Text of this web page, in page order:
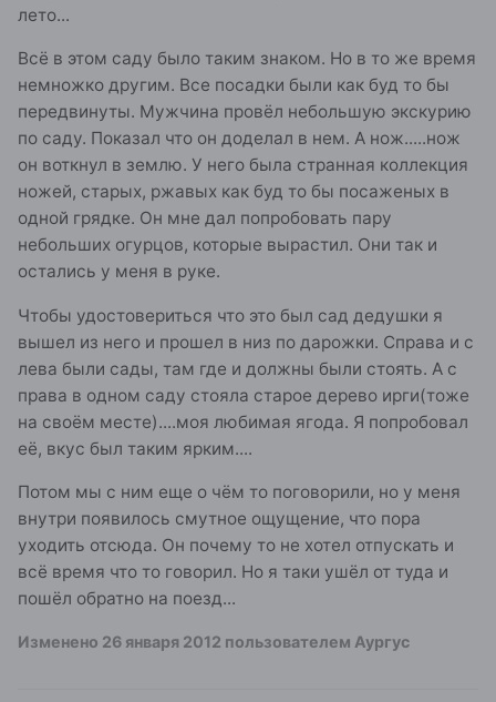
лето...
Всё в этом саду было таким знаком. Но в то же время
немножко другим. Все посадки были как буд то бы
передвинуты. Мужчина провёл небольшую экскурию
по саду. Показал что он доделал в нем. А нож.....нож
он воткнул в землю. У него была странная коллекция
ножей, старых, ржавых как буд то бы посаженых в
одной грядке. Он мне дал попробовать пару
небольших огурцов, которые вырастил. Они так и
остались у меня в руке.
Чтобы удостовериться что это был сад дедушки я
вышел из него и прошел в низ по дарожки. Справа и с
лева были сады, там где и должны были стоять. А с
права в одном саду стояла старое дерево ирги(тоже
на своём месте)....моя любимая ягода. Я попробовал
её, вкус был таким ярким....
Потом мы с ним еще о чём то поговорили, но у меня
внутри появилось смутное ощущение, что пора
уходить отсюда. Он почему то не хотел отпускать и
всё время что то говорил. Но я таки ушёл от туда и
пошёл обратно на поезд...
Изменено 26 января 2012 пользователем Аургус